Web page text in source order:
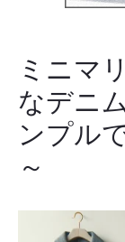
ミニマ
なデニ
ンプル
～